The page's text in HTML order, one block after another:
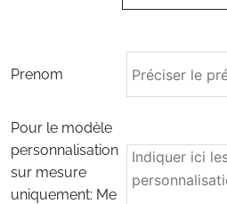
Prenom
Pour le modèle
personnalisation
sur mesure
uniquement: Me